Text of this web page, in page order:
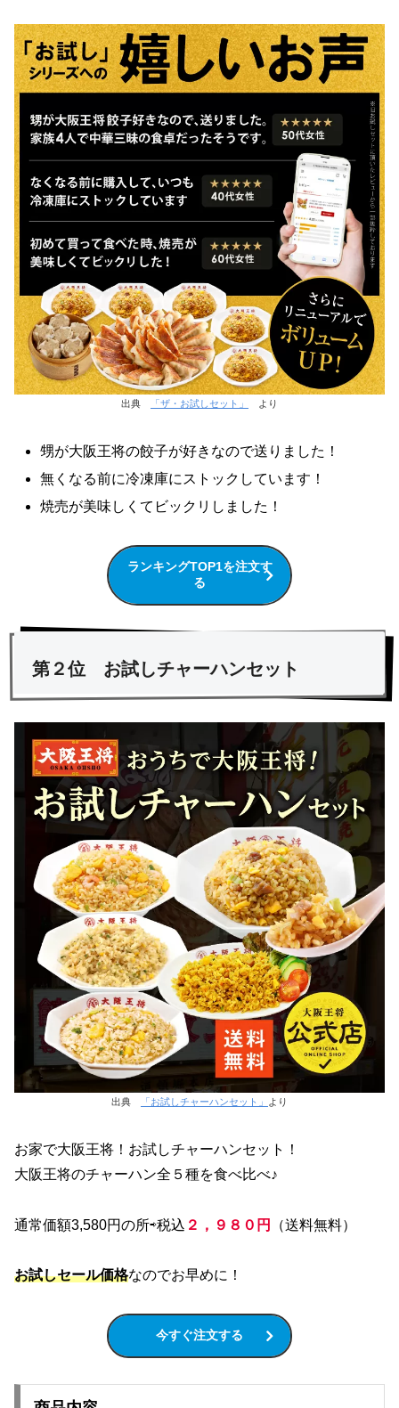
出典 「ザ・お試しセット」 より
甥が大阪王将の餃子が好きなので送りました！
無くなる前に冷凍庫にストックしています！
焼売が美味しくてビックリしました！
ランキングTOP1を注文す
る
第２位 お試しチャーハンセット
出典 「お試しチャーハンセット」 より
お家で大阪王将！お試しチャーハンセット！
大阪王将のチャーハン全５種を食べ比べ♪
通常価額3,580円の所⇨税込 ２ ，９８０円 （送料無料）
お試しセール価格なのでお早めに！
今すぐ注文する